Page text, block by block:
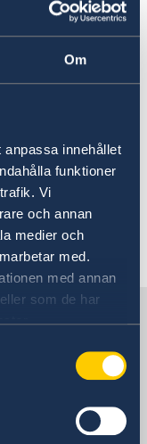
Om
innehållet
funktioner
Vi
och annan
medier och
med.
med annan
som de har
via
Baku